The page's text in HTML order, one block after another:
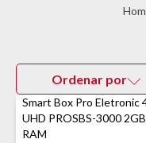
Ordenar por
Smart Box Pro Eletronic
UHD PROSBS-3000 2GB
RAM